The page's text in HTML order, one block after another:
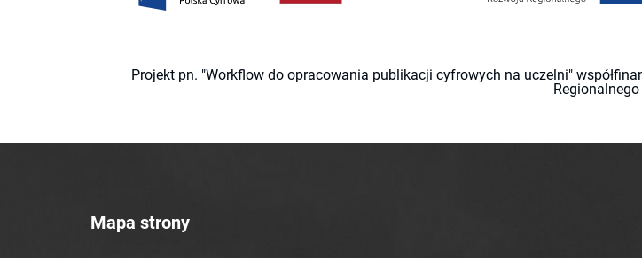
Projekt pn. "Workflow do opracowania publikacji cyfrowych na uczelni"
Regionalnego
Mapa strony